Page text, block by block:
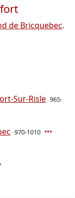
de Bricquebec.
Sur-Risle 965-
970-1010